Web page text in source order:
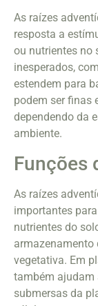
As raízes
resposta a
ou nutrientes no
inesperados,
estendem para
podem ser finas
dependendo da
ambiente.
Funções
As raízes
importantes
nutrientes do
armazenamento
vegetativa. Em
também ajudam
submersas da